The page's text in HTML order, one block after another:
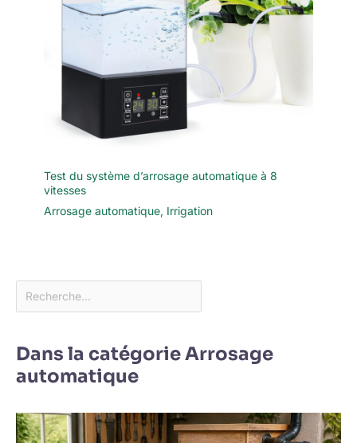
Test du système d’arrosage automatique à 8
vitesses
Arrosage automatique, Irrigation
Dans la catégorie Arrosage
automatique